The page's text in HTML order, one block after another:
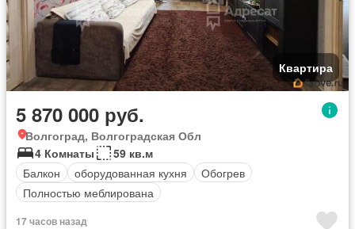
Квартира
5 870 000 руб.
Волгоград, Волгоградская Обл
4 Комнаты
59 кв.м
Балкон
оборудованная кухня
Обогрев
Полностью меблирована
17 часов назад